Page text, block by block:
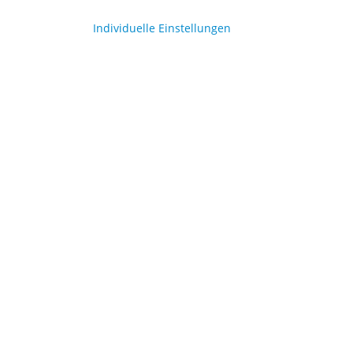
Individuelle Einstellungen